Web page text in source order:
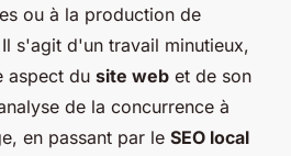
ou à la production de
s'agit d'un travail minutieux,
aspect du site web et de son
de la concurrence à
en passant par le SEO local